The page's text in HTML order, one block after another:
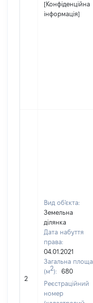
[Конфіденційна
інформація]
2
Вид об'єкта:
Земельна
ділянка
Дата набуття
права:
04.01.2021
Загальна площа
(м2):
680
Реєстраційний
номер